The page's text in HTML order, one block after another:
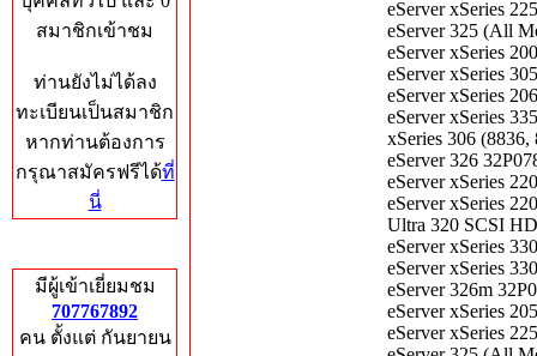
สมาชิกเข้าชม
ท่านยังไม่ได้ลง
ทะเบียนเป็นสมาชิก
หากท่านต้องการ
กรุณาสมัครฟรีได้ที่
นี่
มีผู้เข้าเยี่ยมชม
707767892
คน ตั้งแต่ กันยายน
eServer xSeries
eServer 325 (All
eServer xSeries
eServer xSeries
eServer xSeries
eServer xSeries
xSeries 306
eServer 326
eServer xSeries
eServer xSeries
Ultra 320 SCSI
eServer xSeries
eServer xSeries
eServer 326m
eServer xSeries
eServer xSeries